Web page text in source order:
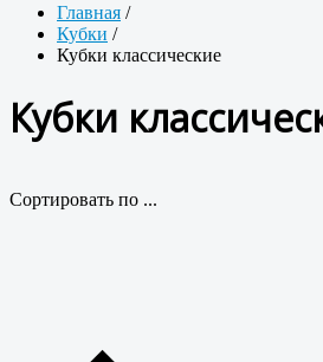
Главная /
Кубки /
Кубки классические
Кубки
Сортировать по ...